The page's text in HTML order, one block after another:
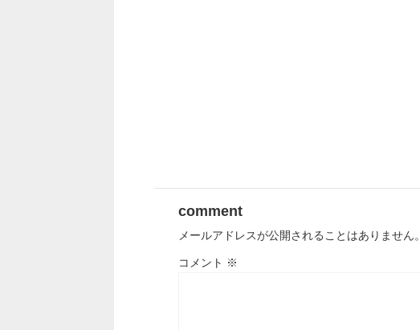
comment
メールアドレスが公開されることはありません。
コメント ※